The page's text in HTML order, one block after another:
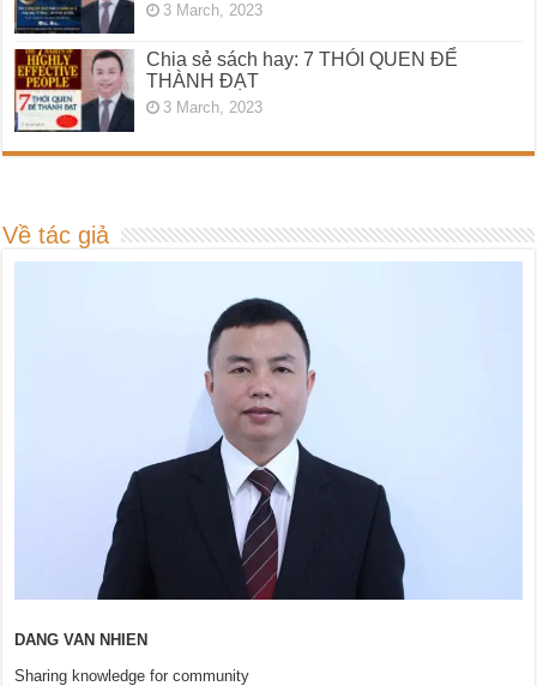
3 March, 2023
Chia sẻ sách hay: 7 THÓI QUEN ĐỂ
THÀNH ĐẠT
3 March, 2023
Về tác giả
DANG VAN NHIEN
Sharing knowledge for community